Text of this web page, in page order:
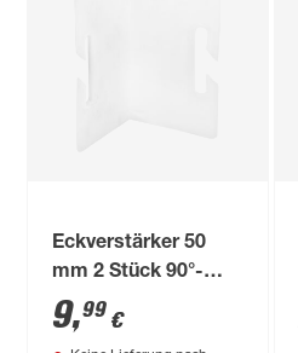
Eckverstärker 50
mm 2 Stück 90°-
Winkel
9,99 €